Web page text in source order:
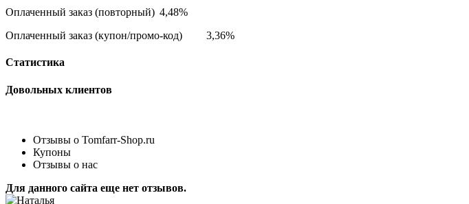
Оплаченный заказ (повторный) 4,48%
Оплаченный заказ (купон/промо-код)
3,36%
Статистика
Довольных клиентов
Отзывы о Tomfarr-Shop.ru
Купоны
Отзывы о нас
Для данного сайта еще нет отзывов.